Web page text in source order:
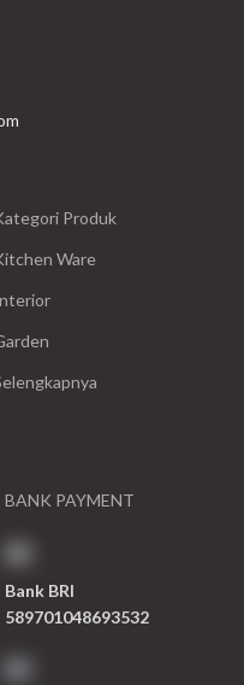
Produk
Ware
BANK PAYMENT
Bank BRI
589701048693532